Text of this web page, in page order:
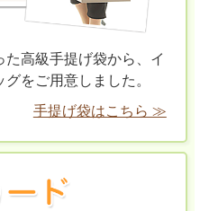
高級手提げ袋から、イ
をご用意しました。
手提げ袋はこちら ≫